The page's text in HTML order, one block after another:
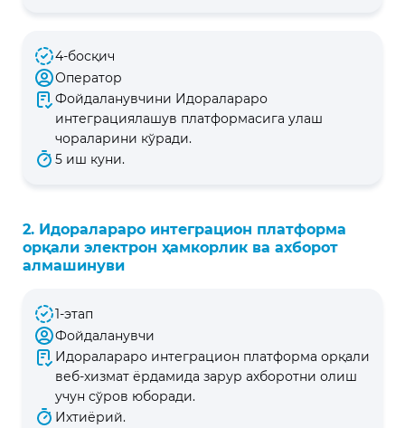
4-босқич
Оператор
Фойдаланувчини Идоралараро
интеграциялашув платформасига улаш
чораларини кўради.
5 иш куни.
2. Идоралараро интеграцион платформа
орқали электрон ҳамкорлик ва ахборот
алмашинуви
1-этап
Фойдаланувчи
Идоралараро интеграцион платформа орқали
веб-хизмат ёрдамида зарур ахборотни олиш
учун сўров юборади.
Ихтиёрий.